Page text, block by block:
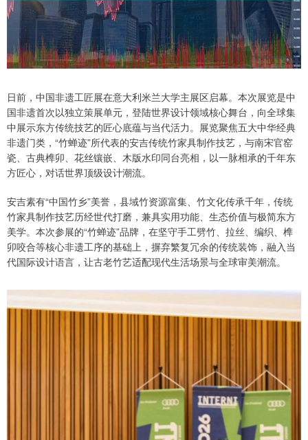
日前，中国非遗工匠展在意大利米兰大学主展区启幕。本次展览是中
国非遗首次以独立策展单元，登陆世界设计领域核心舞台，向全球集
中展示东方传统技艺的匠心底蕴与当代活力。展览聚焦五大中华经典
非遗门类，“竹蝉迹”所代表的安吉传统竹家具制作技艺，与南宋官窑
瓷、古典榫卯、花丝镶嵌、木版水印同台亮相，以一脉相承的千年东
方匠心，对话世界顶级设计潮流。
安吉素有“中国竹乡”美誉，县域竹资源富集、竹文化传承千年，传统
竹家具制作技艺历经世代打磨，兼具实用功能、生态价值与极简东方
美学。本次参展的“竹蝉迹”品牌，在坚守手工劈竹、拉丝、编织、榫
卯咬合等核心非遗工序的基础上，摒弃繁复冗余的传统装饰，融入当
代国际设计语言，让古老竹艺适配现代生活场景与全球审美潮流。